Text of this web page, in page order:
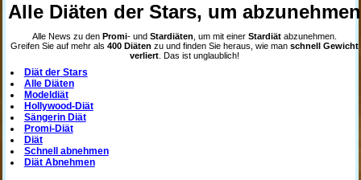
Alle Diäten der Stars, um abzunehmen
Alle News zu denPromi- undStardiäten , um mit einerStardiät abzunehmen.
Greifen Sie auf mehr als400 Diäten zu und finden Sie heraus, wie manschnell Gewicht
verliert . Das ist unglaublich!
Diät der Stars
Alle Diäten
Modeldiät
Hollywood-Diät
Sängerin Diät
Promi-Diät
Diät
Schnell abnehmen
Diät Abnehmen